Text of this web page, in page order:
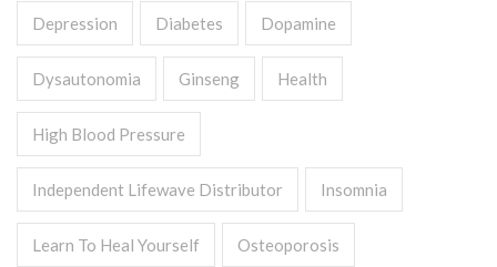
Depression Diabetes Dopamine
Dysautonomia Ginseng Health
High Blood Pressure
Independent Lifewave Distributor Insomnia
Learn To Heal Yourself Osteoporosis